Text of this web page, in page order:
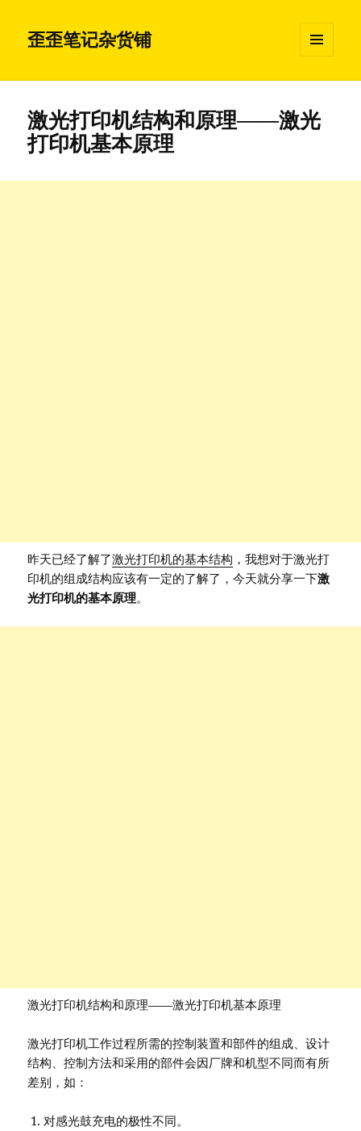
歪歪笔记杂货铺
挂件
激光打印机结构和原理——激光
打印机基本原理
昨天已经了解了激光打印机的基本结构 ，我想对于激光打
印机的组成结构应该有一定的了解了，今天就分享一下激
光打印机的基本原理。
激光打印机结构和原理——激光打印机基本原理
激光打印机工作过程所需的控制装置和部件的组成、设计
结构、控制方法和采用的部件会因厂牌和机型不同而有所
差别，如：
对感光鼓充电的极性不同。